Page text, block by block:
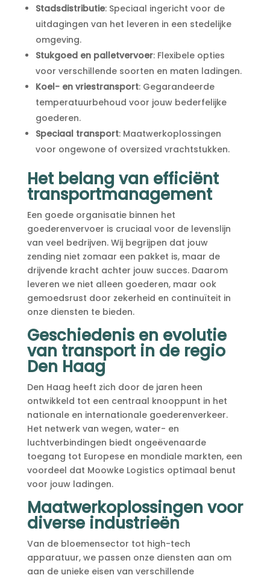
Stadsdistributie: Speciaal ingericht voor de
uitdagingen van het leveren in een stedelijke
omgeving.​
Stukgoed en palletvervoer: Flexibele opties
voor verschillende soorten en maten ladingen.​
Koel- en vriestransport: Gegarandeerde
temperatuurbehoud voor jouw bederfelijke
goederen.​
Speciaal transport: Maatwerkoplossingen
voor ongewone of oversized vrachtstukken.​
Het belang van efficiënt
transportmanagement
Een goede organisatie binnen het
goederenvervoer is cruciaal voor de levenslijn
van veel bedrijven.​ Wij begrijpen dat jouw
zending niet zomaar een pakket is, maar de
drijvende kracht achter jouw succes.​ Daarom
leveren we niet alleen goederen, maar ook
gemoedsrust door zekerheid en continuïteit in
onze diensten te bieden.​
Geschiedenis en evolutie
van transport in de regio
Den Haag
Den Haag heeft zich door de jaren heen
ontwikkeld tot een centraal knooppunt in het
nationale en internationale goederenverkeer.​
Het netwerk van wegen, water- en
luchtverbindingen biedt ongeëvenaarde
toegang tot Europese en mondiale markten, een
voordeel dat Moowke Logistics optimaal benut
voor jouw ladingen.​
Maatwerkoplossingen voor
diverse industrieën
Van de bloemensector tot high-tech
apparatuur, we passen onze diensten aan om
aan de unieke eisen van verschillende